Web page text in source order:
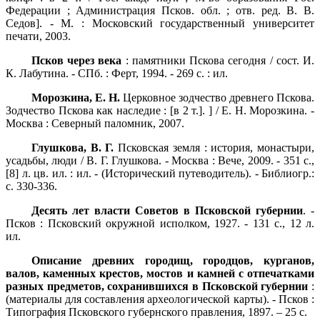
Федерации ; Администрация Псков. обл. ; отв. ред. В. В.
Седов]. - М. : Московский государственный университет
печати, 2003.
Псков через века : памятники Пскова сегодня / сост. И.
К. Лабутина. - СПб. : Ферт, 1994. - 269 с. : ил.
Морозкина, Е. Н. Церковное зодчество древнего Пскова.
Зодчество Пскова как наследие : [в 2 т.]. ] / Е. Н. Морозкина. -
Москва : Северный паломник, 2007.
Глушкова, В. Г. Псковская земля : история, монастыри,
усадьбы, люди / В. Г. Глушкова. - Москва : Вече, 2009. - 351 с.,
[8] л. цв. ил. : ил. - (Исторический путеводитель). - Библиогр.:
с. 330-336.
Десять лет власти Советов в Псковской губернии. -
Псков : Псковский окружной исполком, 1927. - 131 с., 12 л.
ил.
Описание древних городищ, городцов, курганов,
валов, каменных крестов, мостов и камней с отпечатками
разных предметов, сохранившихся в Псковской губернии :
(материалы для составления археологической карты). - Псков :
Типография Псковского губернского правления, 1897. – 25 с.